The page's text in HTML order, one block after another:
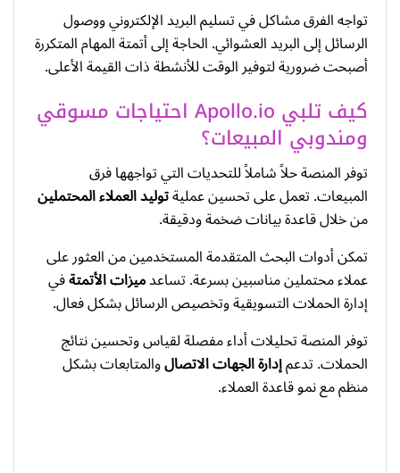
تواجه الفرق مشاكل في تسليم البريد الإلكتروني ووصول
الرسائل إلى البريد العشوائي. الحاجة إلى أتمتة المهام المتكررة
أصبحت ضرورية لتوفير الوقت للأنشطة ذات القيمة الأعلى.
كيف تلبي Apollo.io احتياجات مسوقي
ومندوبي المبيعات؟
توفر المنصة حلاً شاملاً للتحديات التي تواجهها فرق
المبيعات. تعمل على تحسين عمليةتوليد العملاء المحتملين
من خلال قاعدة بيانات ضخمة ودقيقة.
تمكن أدوات البحث المتقدمة المستخدمين من العثور على
عملاء محتملين مناسبين بسرعة. تساعدميزات الأتمتةفي
إدارة الحملات التسويقية وتخصيص الرسائل بشكل فعال.
توفر المنصة تحليلات أداء مفصلة لقياس وتحسين نتائج
الحملات. تدعمإدارة الجهات الاتصالوالمتابعات بشكل
منظم مع نمو قاعدة العملاء.